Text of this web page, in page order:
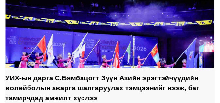
УИХ-ын дарга С.Бямбацогт Зүүн Азийн эрэгтэйчүүдийн
волейболын аварга шалгаруулах тэмцээнийг нээж, баг
тамирчдад амжилт хүслээ